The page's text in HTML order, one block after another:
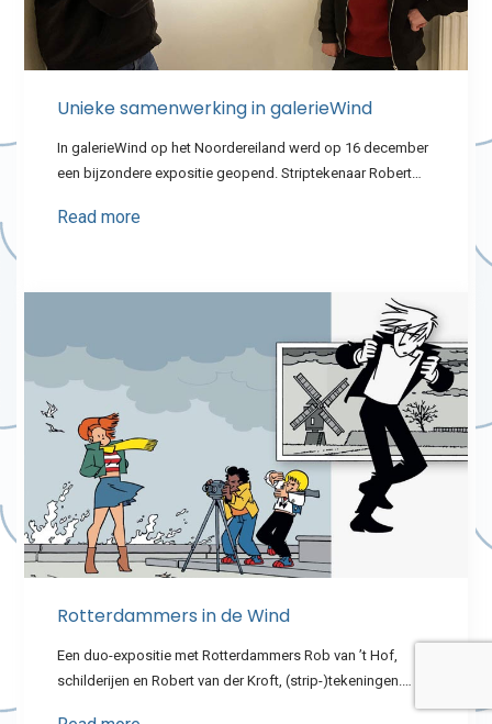
Unieke samenwerking in galerieWind
In galerieWind op het Noordereiland werd op 16 december
een bijzondere expositie geopend. Striptekenaar Robert…
Read more
Rotterdammers in de Wind
Een duo-expositie met Rotterdammers Rob van ’t Hof,
schilderijen en Robert van der Kroft, (strip-)tekeningen.…